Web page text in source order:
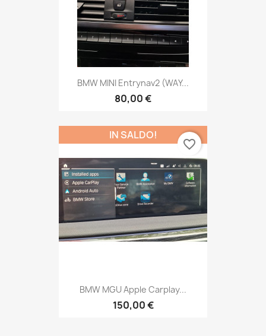
BMW MINI Entrynav2 (WAY...
80,00 €
BMW MGU Apple Carplay...
150,00 €
IN SALDO!
favorite_border